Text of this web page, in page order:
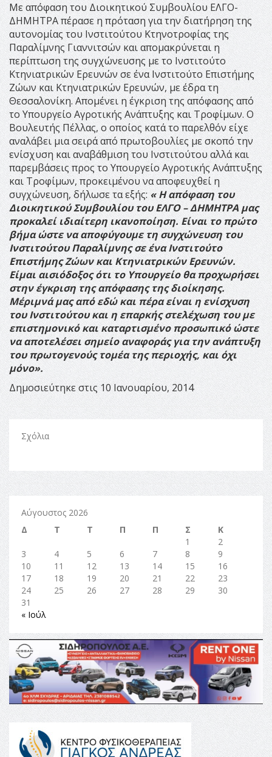
Με απόφαση του Διοικητικού Συμβουλίου ΕΛΓΟ-
ΔΗΜΗΤΡΑ πέρασε η πρόταση για την διατήρηση της
αυτονομίας του Ινστιτούτου Κτηνοτροφίας της
Παραλίμνης Γιαννιτσών και απομακρύνεται η
περίπτωση της συγχώνευσης με το Ινστιτούτο
Κτηνιατρικών Ερευνών σε ένα Ινστιτούτο Επιστήμης
Ζώων και Κτηνιατρικών Ερευνών, με έδρα τη
Θεσσαλονίκη. Απομένει η έγκριση της απόφασης από
το Υπουργείο Αγροτικής Ανάπτυξης και Τροφίμων. Ο
Βουλευτής Πέλλας, ο οποίος κατά το παρελθόν είχε
αναλάβει μια σειρά από πρωτοβουλίες με σκοπό την
ενίσχυση και αναβάθμιση του Ινστιτούτου αλλά και
παρεμβάσεις προς το Υπουργείο Αγροτικής Ανάπτυξης
και Τροφίμων, προκειμένου να αποφευχθεί η
συγχώνευση, δήλωσε τα εξής:« Η απόφαση του
Διοικητικού Συμβουλίου του ΕΛΓΟ – ΔΗΜΗΤΡΑ μας
προκαλεί ιδιαίτερη ικανοποίηση. Είναι το πρώτο
βήμα ώστε να αποφύγουμε τη συγχώνευση του
Ινστιτούτου Παραλίμνης σε ένα Ινστιτούτο
Επιστήμης Ζώων και Κτηνιατρικών Ερευνών.
Είμαι αισιόδοξος ότι το Υπουργείο θα προχωρήσει
στην έγκριση της απόφασης της διοίκησης.
Μέριμνά μας από εδώ και πέρα είναι η ενίσχυση
του Ινστιτούτου και η επαρκής στελέχωση του με
επιστημονικό και καταρτισμένο προσωπικό ώστε
να αποτελέσει σημείο αναφοράς για την ανάπτυξη
του πρωτογενούς τομέα της περιοχής, και όχι
μόνο».
Δημοσιεύτηκε στις 10 Ιανουαρίου, 2014
Σχόλια
Αύγουστος 2026
Δ
Τ Τ Π Π Σ
Κ
1
2
3
4 5 6 7 8
9
10
11 12 13 14 15
16
17
18 19 20 21 22
23
24
25 26 27 28 29
30
31
« Ιούλ